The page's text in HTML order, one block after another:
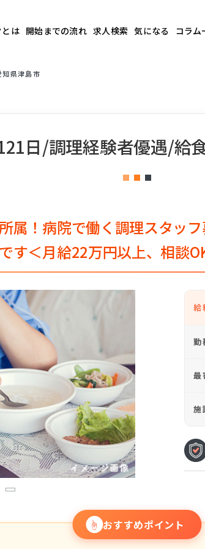
は 開始までの流れ 求人検索 気になる コラム
県津島市
日/調理経験者優遇/給
属！病院で働く調理スタッ
す＜月給22万円以上、相談
3
給
勤
最
施
☝ おすすめポイント